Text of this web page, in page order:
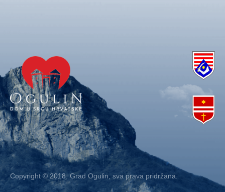
Copyright © 2018. Grad Ogulin, sva prava pridržana.